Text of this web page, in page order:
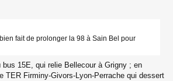
fait de prolonger la 98 à Sain Bel pour
bus 15E, qui relie Bellecour à Grigny ; en
TER Firminy-Givors-Lyon-Perrache qui dessert